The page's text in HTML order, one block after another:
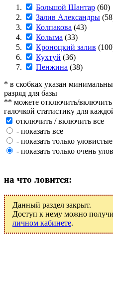
Большой Шантар (60)
Залив Александры
Колпакова (43)
Колыма (33)
Кроноцкий залив
Кухтуй (36)
Пенжина (38)
* в скобках указан
разряд для базы
** можете отключить/включить
галочкой статистику для
отключить / включить все
- показать все
- показать только уловистые
- показать только очень
на что ловится:
Данный раздел закрыт.
Доступ к нему можно
личном кабинете.